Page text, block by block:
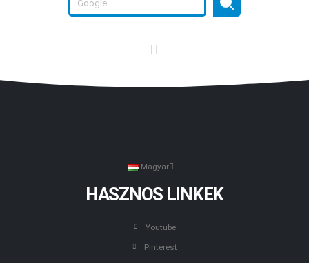
Magyar
HASZNOS LINKEK
Youtube
Pinterest